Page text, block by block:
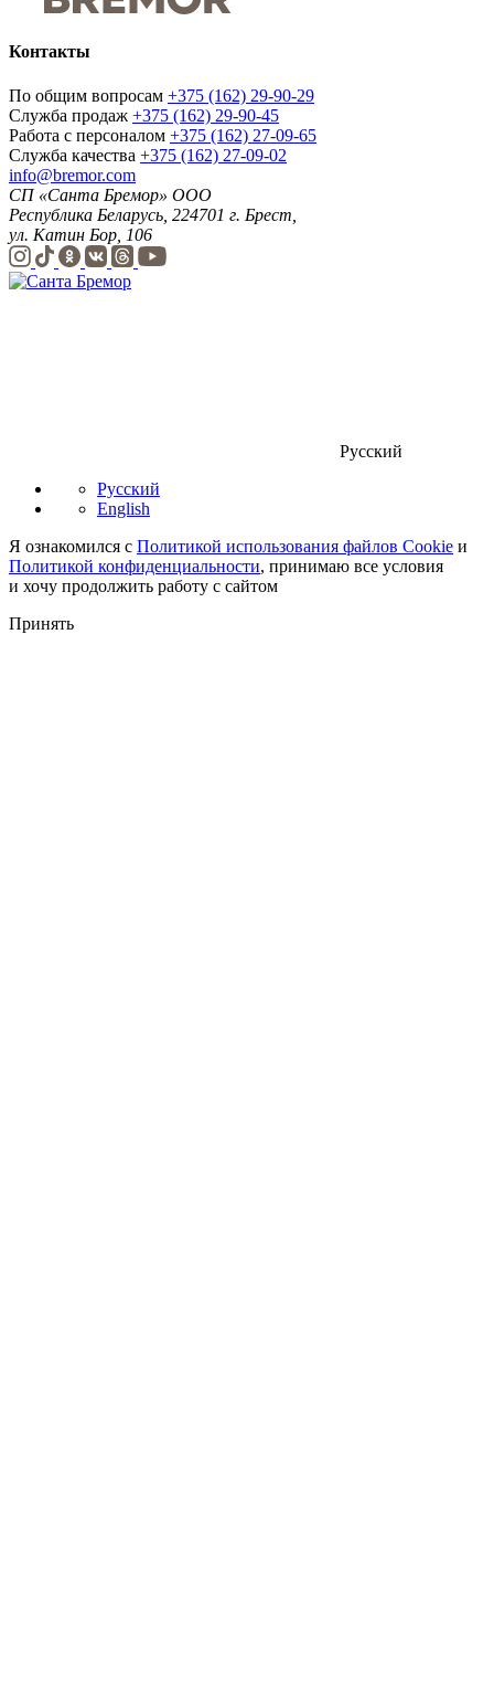
Контакты
По общим вопросам +375 (162) 29-90-29
Служба продаж +375 (162) 29-90-45
Работа с персоналом +375 (162) 27-09-65
Служба качества +375 (162) 27-09-02
info@bremor.com
СП «Санта Бремор» ООО
Республика Беларусь, 224701 г. Брест,
ул. Катин Бор, 106
Русский
Русский
English
Я ознакомился с Политикой использования файлов Cookie и
Политикой конфиденциальности, принимаю все условия
и хочу продолжить работу с сайтом
Принять